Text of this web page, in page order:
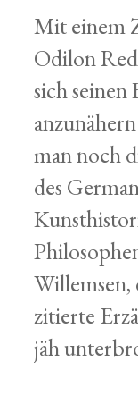
Mit einem
Odilon
sich seinen
man noch
des
Willemsen,
zitierte
jäh